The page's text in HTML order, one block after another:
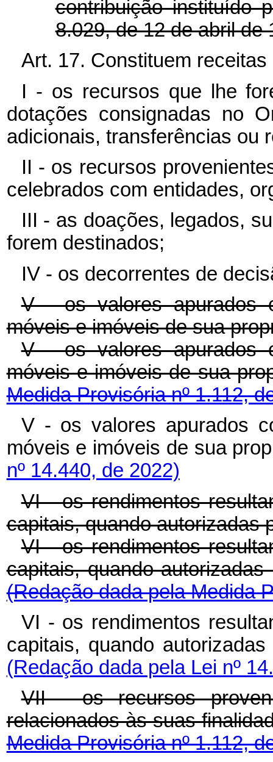
contribuição instituído
8.029, de 12 de abril de
Art. 17. Constituem
I - os recursos que lhe
dotações consignadas no
adicionais, transferências ou
II - os recursos
celebrados com entidades,
III - as doações, legados,
forem destinados;
IV - os decorrentes de
V - os valores apurados
móveis e imóveis de sua
V - os valores apurados
móveis e imóveis de
Medida Provisória nº 1.112,
V - os valores apurados
móveis e imóveis de sua
nº 14.440, de 2022)
VI - os rendimentos
capitais, quando autorizadas
VI - os rendimentos
capitais, quando
(Redação dada pela Medida
VI - os rendimentos
capitais, quando
(Redação dada pela Lei nº
VII - os recursos
relacionados às suas
Medida Provisória nº 1.112,